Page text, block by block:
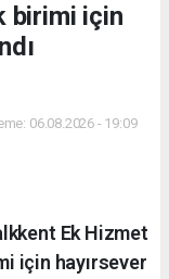
birimi için
06.08.2026 - 19:09
Ek Hizmet
için hayırsever